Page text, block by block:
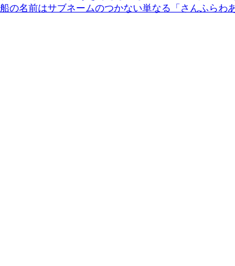
の名前はサブネームのつかない単なる「さんふらわ